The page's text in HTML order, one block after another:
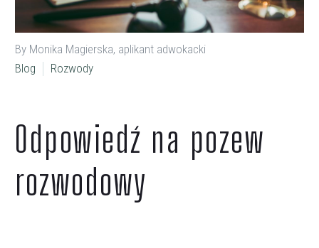
By Monika Magierska, aplikant adwokacki
Blog
Rozwody
Odpowiedź na pozew
rozwodowy